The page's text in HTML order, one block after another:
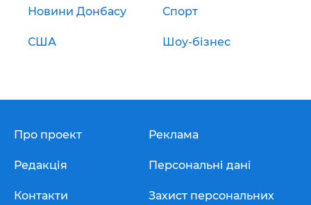
Новини Донбасу Спорт
США Шоу-бізнес
Про проект
Редакція
Контакти
Реклама
Персональні дані
Захист персональних